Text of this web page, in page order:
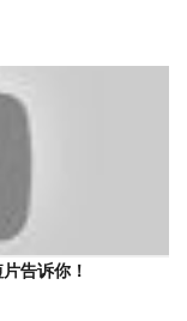
告诉你！